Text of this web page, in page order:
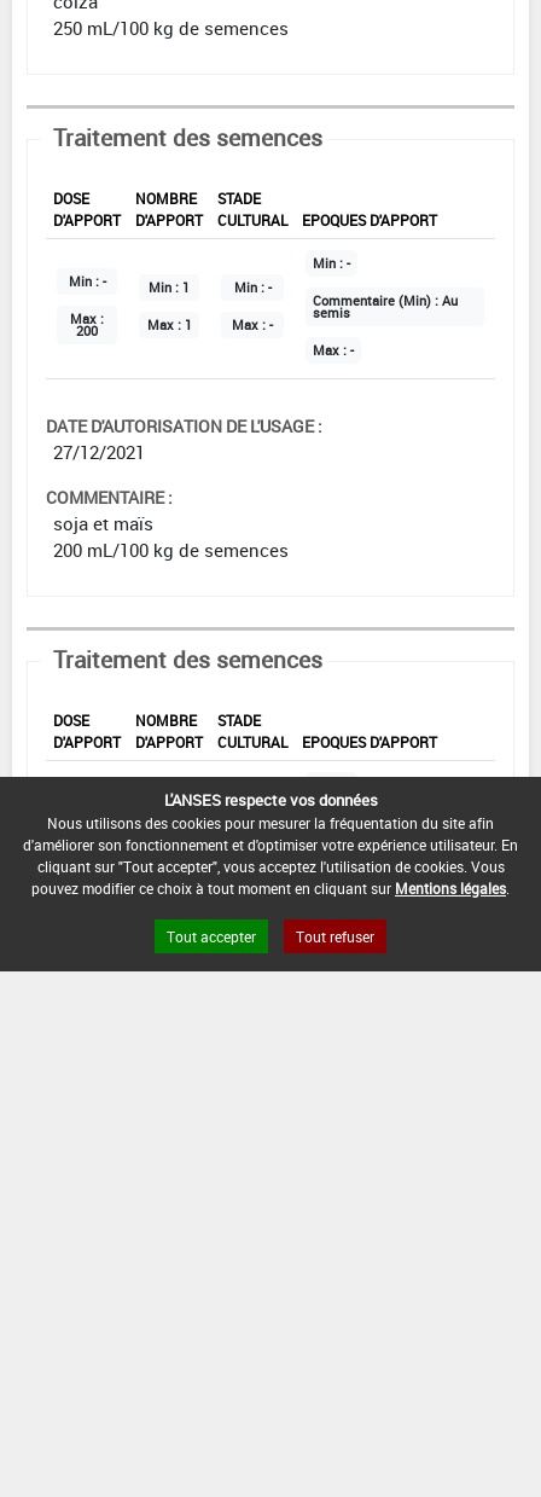
250 mL/100 kg de semences
Traitement des semences
DOSE
D'APPORT
NOMBRE
D'APPORT
STADE
CULTURAL
EPOQUES D'APPORT
Min : -
Max :
200
Min : 1
Max : 1
Min : -
Max : -
Min : -
Commentaire (Min) : Au
semis
Max : -
DATE D'AUTORISATION DE L'USAGE :
27/12/2021
COMMENTAIRE :
soja et maïs
200 mL/100 kg de semences
Traitement des semences
DOSE
D'APPORT
NOMBRE
D'APPORT
STADE
CULTURAL
EPOQUES D'APPORT
Max :
100
Min :1
Max :1
Min :-
Max :-
Commentaire (Min) : Au
Max :-
DATE D'AUTORISATION DE L'USAGE :
27/12/2021
L'ANSES respecte vos données
Nous utilisons des cookies pour mesurer la fréquentation du site afin
d'améliorer son fonctionnement et d'optimiser votre expérience utilisateur. En
cliquant sur "Tout accepter", vous acceptez l'utilisation de cookies. Vous
pouvez modifier ce choix à tout moment en cliquant sur Mentions légales
Tout accepter Tout refuser